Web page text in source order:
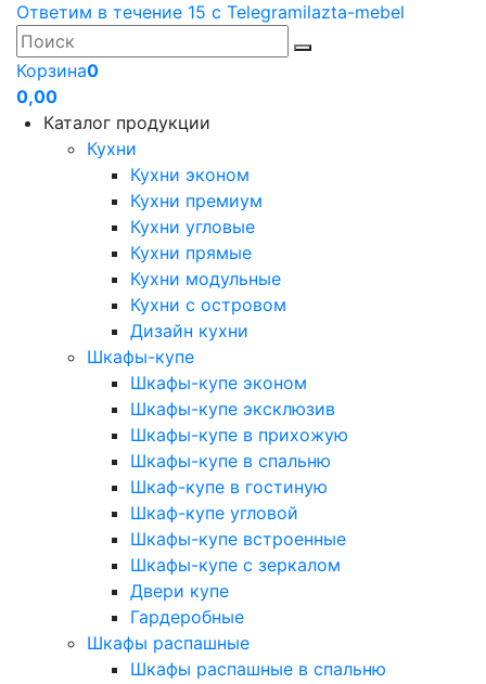
Ответим в течение 15 с Telegramilazta-mebel
Корзина0
0,00
Каталог продукции
Кухни
Кухни эконом
Кухни премиум
Кухни угловые
Кухни прямые
Кухни модульные
Кухни с островом
Дизайн кухни
Шкафы-купе
Шкафы-купе эконом
Шкафы-купе эксклюзив
Шкафы-купе в прихожую
Шкафы-купе в спальню
Шкаф-купе в гостиную
Шкаф-купе угловой
Шкафы-купе встроенные
Шкафы-купе с зеркалом
Двери купе
Гардеробные
Шкафы распашные
Шкафы распашные в спальню